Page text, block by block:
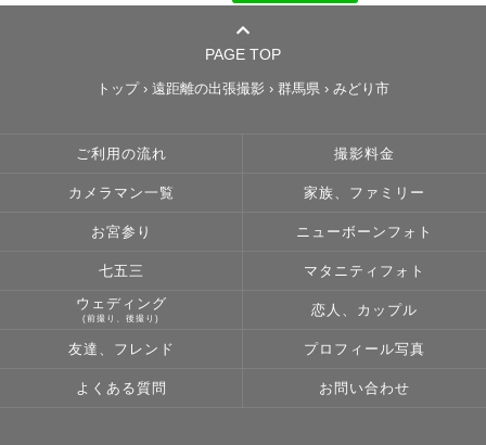
PAGE TOP
トップ › 遠距離の出張撮影 › 群馬県 › みどり市
ご利用の流れ 撮影料金
カメラマン一覧 家族、ファミリー
お宮参り ニューボーンフォト
七五三 マタニティフォト
ウェディング
(前撮り、後撮り)
恋人、カップル
友達、フレンド プロフィール写真
よくある質問 お問い合わせ